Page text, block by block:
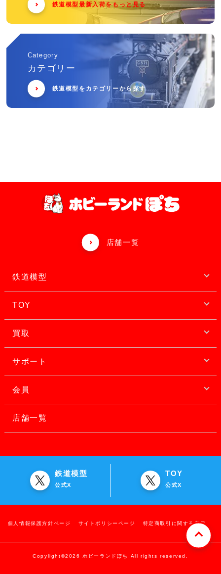
鉄道模型最新入荷をもっと見る
Category
カテゴリー
鉄道模型をカテゴリーから探す
店舗一覧
鉄道模型
TOY
買取
サポート
会員
店舗一覧
鉄道模型
公式X
TOY
公式X
個人情報保護方針ページ サイトポリシーページ 特定商取引に関する表示
Copylight©2026 ホビーランドぽち All rights reserved.